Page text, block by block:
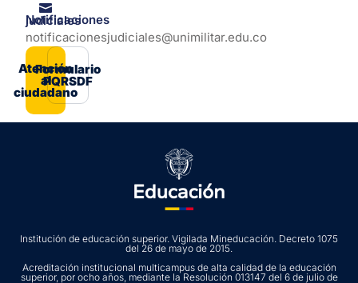
Notificaciones judiciales
notificacionesjudiciales@unimilitar.edu.co
Atención
al
ciudadano
Formulario
PQRSDF
Institución de educación superior. Vigilada Mineducación. Decreto 1075
del 26 de mayo de 2015.
Acreditación institucional multicampus de alta calidad de la educación
superior, por ocho años, mediante la Resolución 013147 del 6 de julio de